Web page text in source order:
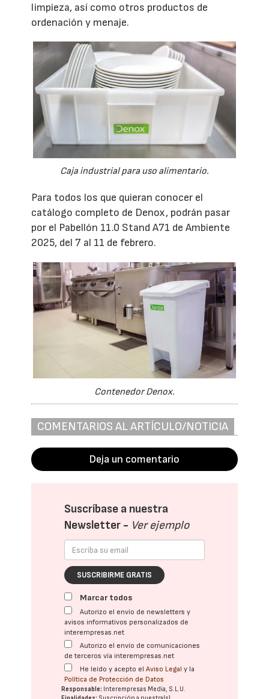
limpieza, así como otros productos de
ordenación y menaje.
Caja industrial para uso alimentario.
Para todos los que quieran conocer el
catálogo completo de Denox, podrán pasar
por el Pabellón 11.0 Stand A71 de Ambiente
2025, del 7 al 11 de febrero.
Contenedor Denox.
COMENTARIOS AL ARTÍCULO/NOTICIA
Deja un comentario
Suscríbase a nuestra
Newsletter - Ver ejemplo
SUSCRIBIRME GRATIS
Marcar todos
Autorizo el envío de newsletters y
avisos informativos personalizados de
interempresas.net
Autorizo el envío de comunicaciones
de terceros vía interempresas.net
He leído y acepto elAviso Legal y la
Política de Protección de Datos
Responsable: Interempresas Media, S.L.U.